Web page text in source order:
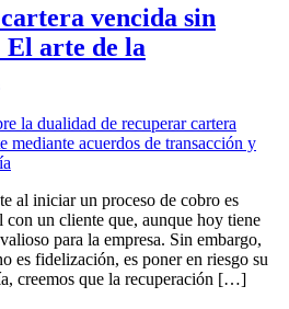
vencida sin
arte de la
al iniciar un proceso de cobro es
un cliente que, aunque hoy tiene
para la empresa. Sin embargo,
es fidelización, es poner en riesgo su
creemos que la recuperación […]